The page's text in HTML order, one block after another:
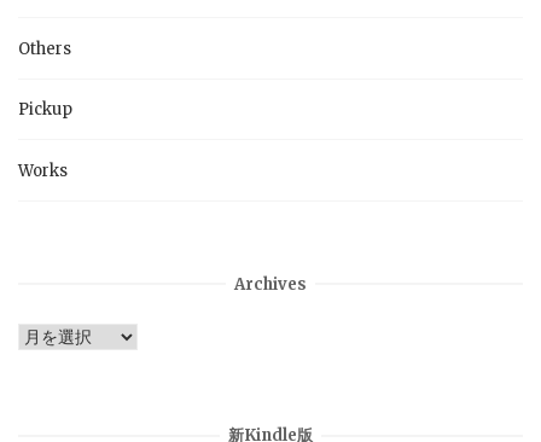
Others
Pickup
Works
Archives
Archives
新Kindle版